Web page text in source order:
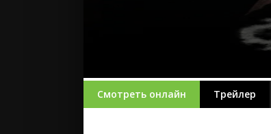
Смотреть онлайн Трейлер